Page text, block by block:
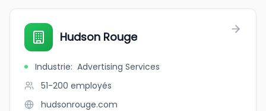
Hudson Rouge
Industrie: Advertising Services
51-200 employés
hudsonrouge.com